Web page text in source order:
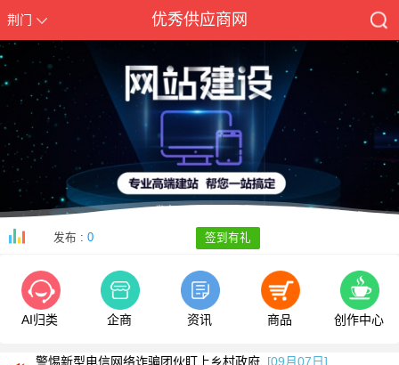
荆门 优秀供应商网
发布 :0 签到有礼
AI归类 企商 资讯 商品 创作中心
我司部分服务号码停止使用通知 [05月13日]
警惕新型电信网络诈骗团伙盯上乡村政府 [09月07日]